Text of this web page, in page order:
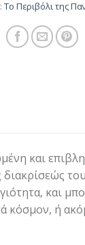
Το Περιβόλι της
και
και
κόσμον, ή